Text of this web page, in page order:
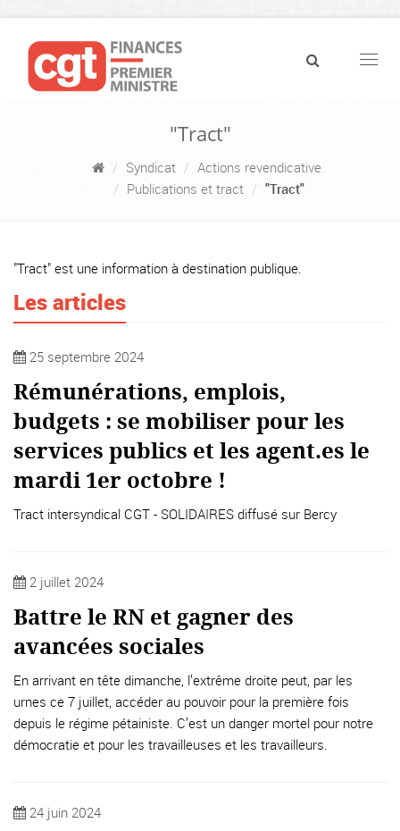
"Tract"
Syndicat
Actions revendicative
Publications et tract
"Tract"
"Tract" est une information à destination publique.
Les articles
25 septembre 2024
Rémunérations, emplois,
budgets : se mobiliser pour les
services publics et les agent.es le
mardi 1er octobre !
Tract intersyndical CGT - SOLIDAIRES diffusé sur Bercy
2 juillet 2024
Battre le RN et gagner des
avancées sociales
En arrivant en tête dimanche, l’extrême droite peut, par les
urnes ce 7 juillet, accéder au pouvoir pour la première fois
depuis le régime pétainiste. C’est un danger mortel pour notre
démocratie et pour les travailleuses et les travailleurs.
24 juin 2024